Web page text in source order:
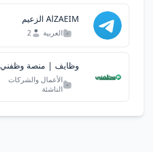
AlZAEIM الزعيم
العربية 2
وظايف | منصة وظفني
الأعمال والشركات
الناشئة